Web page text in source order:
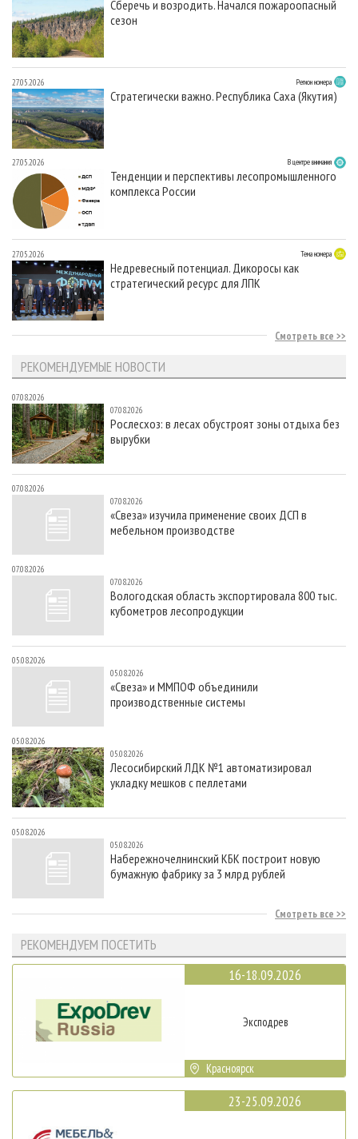
Сберечь и возродить. Начался пожароопасный
сезон
27.05.2026 Регион номера
Стратегически важно. Республика Саха (Якутия)
27.05.2026 В центре внимания
Тенденции и перспективы лесопромышленного
комплекса России
27.05.2026 Тема номера
Недревесный потенциал. Дикоросы как
стратегический ресурс для ЛПК
Смотреть все
РЕКОМЕНДУЕМЫЕ НОВОСТИ
07.08.2026
07.08.2026
Рослесхоз: в лесах обустроят зоны отдыха без
вырубки
07.08.2026
07.08.2026
«Свеза» изучила применение своих ДСП в
мебельном производстве
07.08.2026
07.08.2026
Вологодская область экспортировала 800 тыс.
кубометров лесопродукции
05.08.2026
05.08.2026
«Свеза» и ММПОФ объединили
производственные системы
05.08.2026
05.08.2026
Лесосибирский ЛДК №1 автоматизировал
укладку мешков с пеллетами
05.08.2026
05.08.2026
Набережночелнинский КБК построит новую
бумажную фабрику за 3 млрд рублей
Смотреть все
РЕКОМЕНДУЕМ ПОСЕТИТЬ
16-18.09.2026
Эксподрев
Красноярск
23-25.09.2026